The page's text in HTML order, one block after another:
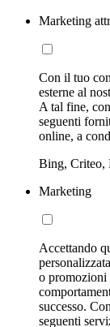
Marketing
Con il tuo
esterne al
A tal fine,
seguenti
online, a
Bing, Criteo,
Marketing
Accettando
o promozioni
successo.
seguenti